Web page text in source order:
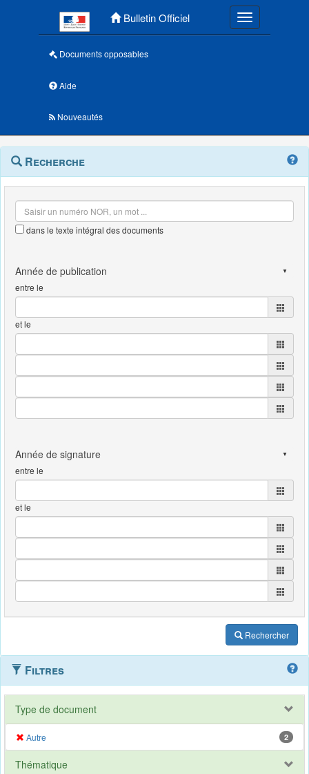
Bulletin Officiel Toggle
Documents opposables
Aide
Nouveautés
Navigation
outils
Menu
contextuel
Recherche
dans le texte intégral des documents
entre le
et le
entre le
et le
Rechercher
Filtres
Type de document
Autre 2
Thématique